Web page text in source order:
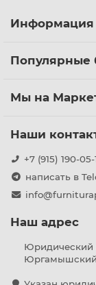
Информация
Популярные
Мы на
Наши
+7 (915) 190-05-
написать в
Наш адрес
Юридический
Юргамышский